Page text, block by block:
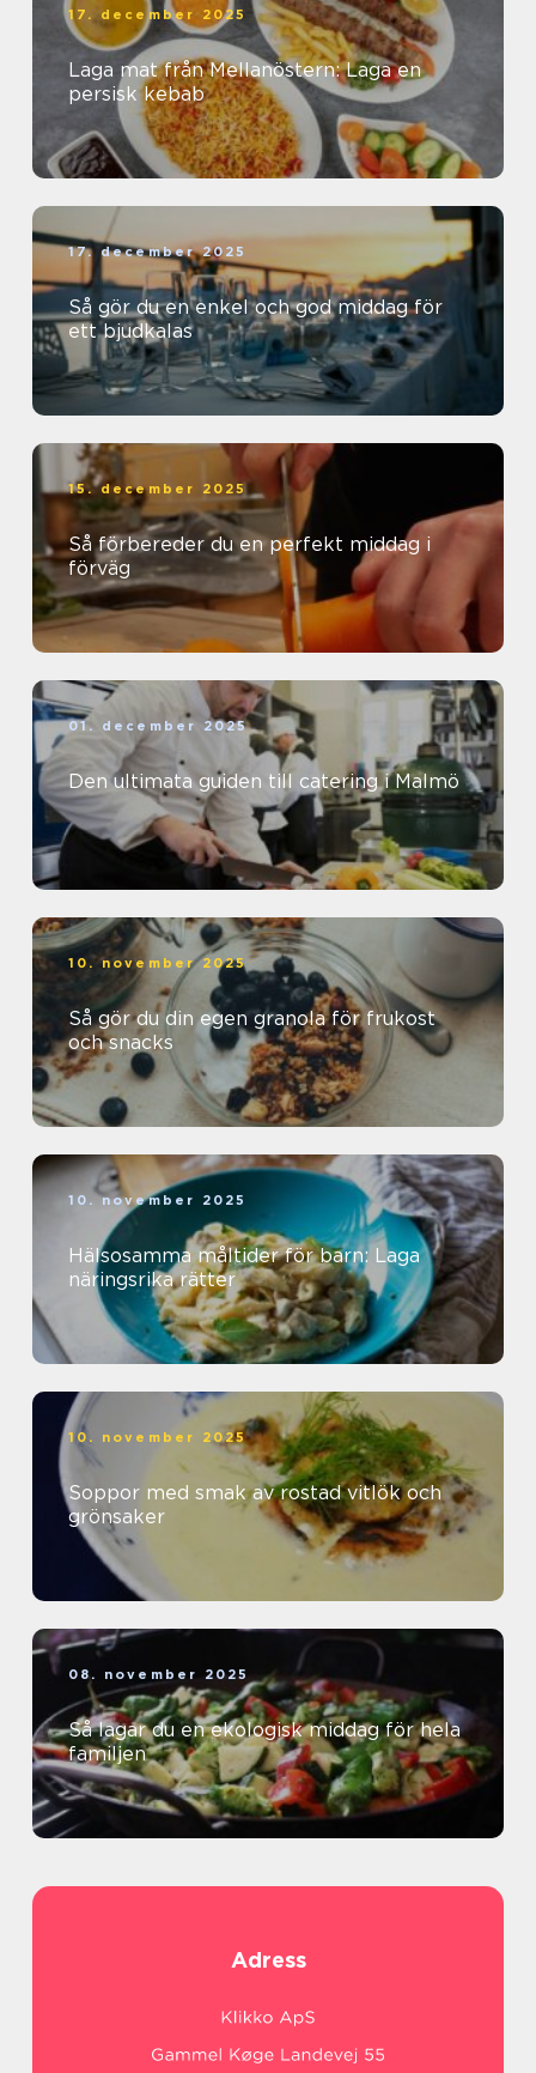
17. december 2025
Laga mat från Mellanöstern: Laga en
persisk kebab
17. december 2025
Så gör du en enkel och god middag för
ett bjudkalas
15. december 2025
Så förbereder du en perfekt middag i
förväg
01. december 2025
Den ultimata guiden till catering i Malmö
10. november 2025
Så gör du din egen granola för frukost
och snacks
10. november 2025
Hälsosamma måltider för barn: Laga
näringsrika rätter
10. november 2025
Soppor med smak av rostad vitlök och
grönsaker
08. november 2025
Så lagar du en ekologisk middag för hela
familjen
Adress